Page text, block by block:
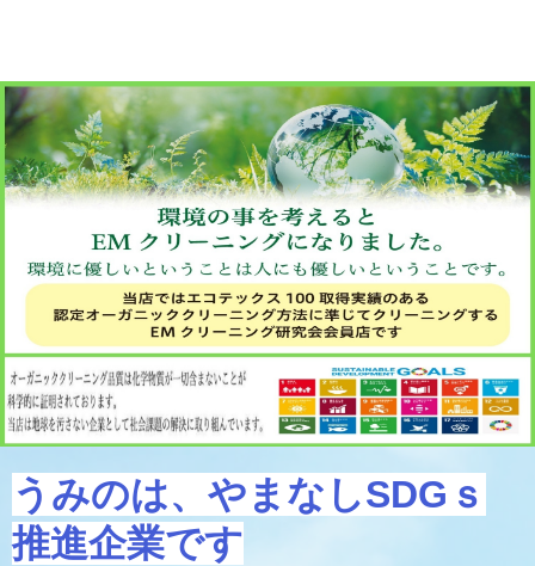
うみのは、やまなしSDGｓ
推進企業です